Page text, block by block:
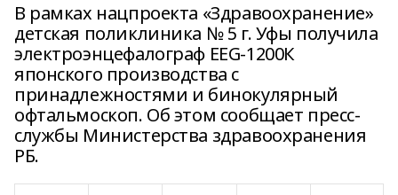
В рамках нацпроекта «Здравоохранение»
детская поликлиника № 5 г. Уфы получила
электроэнцефалограф EEG-1200К
японского производства с
принадлежностями и бинокулярный
офтальмоскоп. Об этом сообщает пресс-
службы Министерства здравоохранения
РБ.